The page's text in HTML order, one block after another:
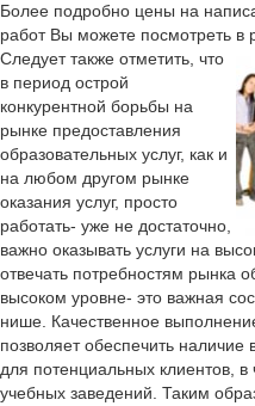
Более подробно цены на
работ Вы можете посмотреть в
Следует также отметить, что
в период острой
конкурентной борьбы на
рынке предоставления
образовательных услуг, как и
на любом другом рынке
оказания услуг, просто
работать- уже не достаточно,
важно оказывать услуги на
отвечать потребностям рынка
высоком уровне- это важная
нише. Качественное
позволяет обеспечить
для потенциальных клиентов, в
учебных заведений. Таким